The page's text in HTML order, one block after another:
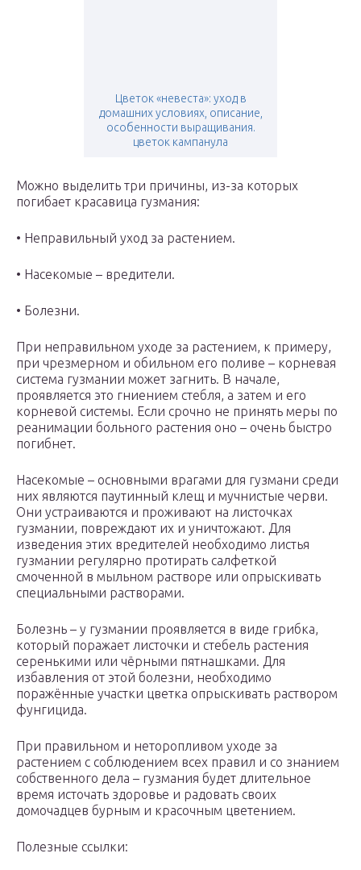
Цветок «невеста»: уход в
домашних условиях, описание,
особенности выращивания.
цветок кампанула
Можно выделить три причины, из-за которых
погибает красавица гузмания:
• Неправильный уход за растением.
• Насекомые – вредители.
• Болезни.
При неправильном уходе за растением, к примеру,
при чрезмерном и обильном его поливе – корневая
система гузмании может загнить. В начале,
проявляется это гниением стебля, а затем и его
корневой системы. Если срочно не принять меры по
реанимации больного растения оно – очень быстро
погибнет.
Насекомые – основными врагами для гузмани среди
них являются паутинный клещ и мучнистые черви.
Они устраиваются и проживают на листочках
гузмании, повреждают их и уничтожают. Для
изведения этих вредителей необходимо листья
гузмании регулярно протирать салфеткой
смоченной в мыльном растворе или опрыскивать
специальными растворами.
Болезнь – у гузмании проявляется в виде грибка,
который поражает листочки и стебель растения
серенькими или чёрными пятнашками. Для
избавления от этой болезни, необходимо
поражённые участки цветка опрыскивать раствором
фунгицида.
При правильном и неторопливом уходе за
растением с соблюдением всех правил и со знанием
собственного дела – гузмания будет длительное
время источать здоровье и радовать своих
домочадцев бурным и красочным цветением.
Полезные ссылки: